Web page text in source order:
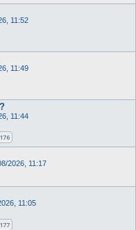
11:52
11:49
11:44
176
2026, 11:17
11:05
177